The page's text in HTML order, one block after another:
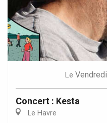
Le Vendredi
Concert : Kesta
Le Havre